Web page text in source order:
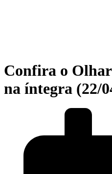
Confira o
na íntegra (22/